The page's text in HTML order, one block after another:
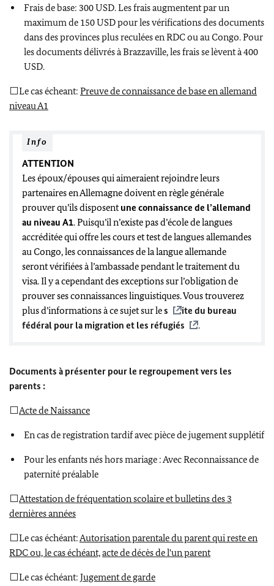
Frais de base: 300 USD. Les frais augmentent par un
maximum de 150 USD pour les vérifications des documents
dans des provinces plus reculées en RDC ou au Congo. Pour
les documents délivrés à Brazzaville, les frais se lèvent à 400
USD.
⬜Le cas écheant: Preuve de connaissance de base en allemand
niveau A1
Info
ATTENTION
Les époux/épouses qui aimeraient rejoindre leurs
partenaires en Allemagne doivent en règle générale
prouver qu’ils disposentune connaissance de l’allemand
au niveau A1. Puisqu’il n’existe pas d’école de langues
accréditée qui offre les cours et test de langues allemandes
au Congo, les connaissances de la langue allemande
seront vérifiées à l’ambassade pendant le traitement du
visa. Il y a cependant des exceptions sur l’obligation de
prouver ses connaissances linguistiques. Vous trouverez
plus d’informations à ce sujet sur les
ite du bureau
fédéral pour la migration et les réfugiés
.
Documents à présenter pour le regroupement vers les
parents :
⬜Acte de Naissance
En cas de registration tardif avec pièce de jugement supplétif
Pour les enfants nés hors mariage : Avec Reconnaissance de
paternité préalable
⬜Attestation de fréquentation scolaire et bulletins des 3
dernières années
⬜Le cas échéant:Autorisation parentale du parent qui reste en
RDC ou, le cas échéant,acte de décès de l'un parent
⬜Le cas échéant: Jugement de garde